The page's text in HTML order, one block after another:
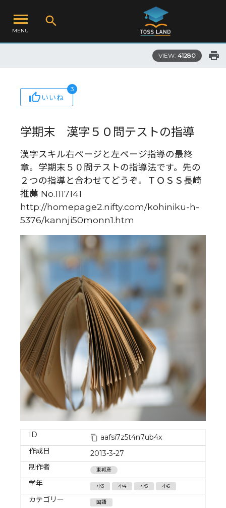
MENU
VIEW: 41280
いいね
3
学期末 漢字５０問テストの指導
漢字スキル右ページと左ページ指導の最終
章。学期末５０問テストの指導法です。先の
２つの指導と合わせてどうぞ。ＴＯＳＳ長崎
推薦 No.1117141
http://homepage2.nifty.com/kohiniku-h-
5376/kannji50monn1.htm
ID
aafsi7z5t4n7ub4x
作成日
2013-3-27
制作者
東邦彦
学年 小3 小4 小5 小6
カテゴリー 国語